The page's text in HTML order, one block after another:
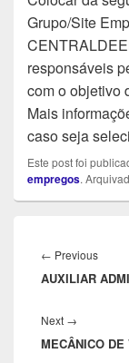
Grupo/Site
responsáveis
com o objetivo
Mais
caso seja
Este post foi
empregos.
de
Post
← Previous
post:
AUXILIAR
Next →
post:
MECÂNICO